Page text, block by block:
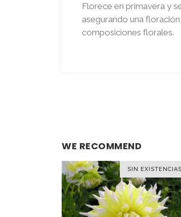
Florece en primavera y
asegurando una
composiciones florales.
WE RECOMMEND
SIN EXISTENCIAS